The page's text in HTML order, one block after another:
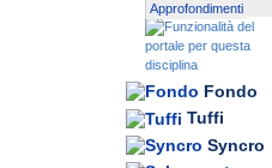
Approfondimenti
Fondo
Tuffi
Syncro